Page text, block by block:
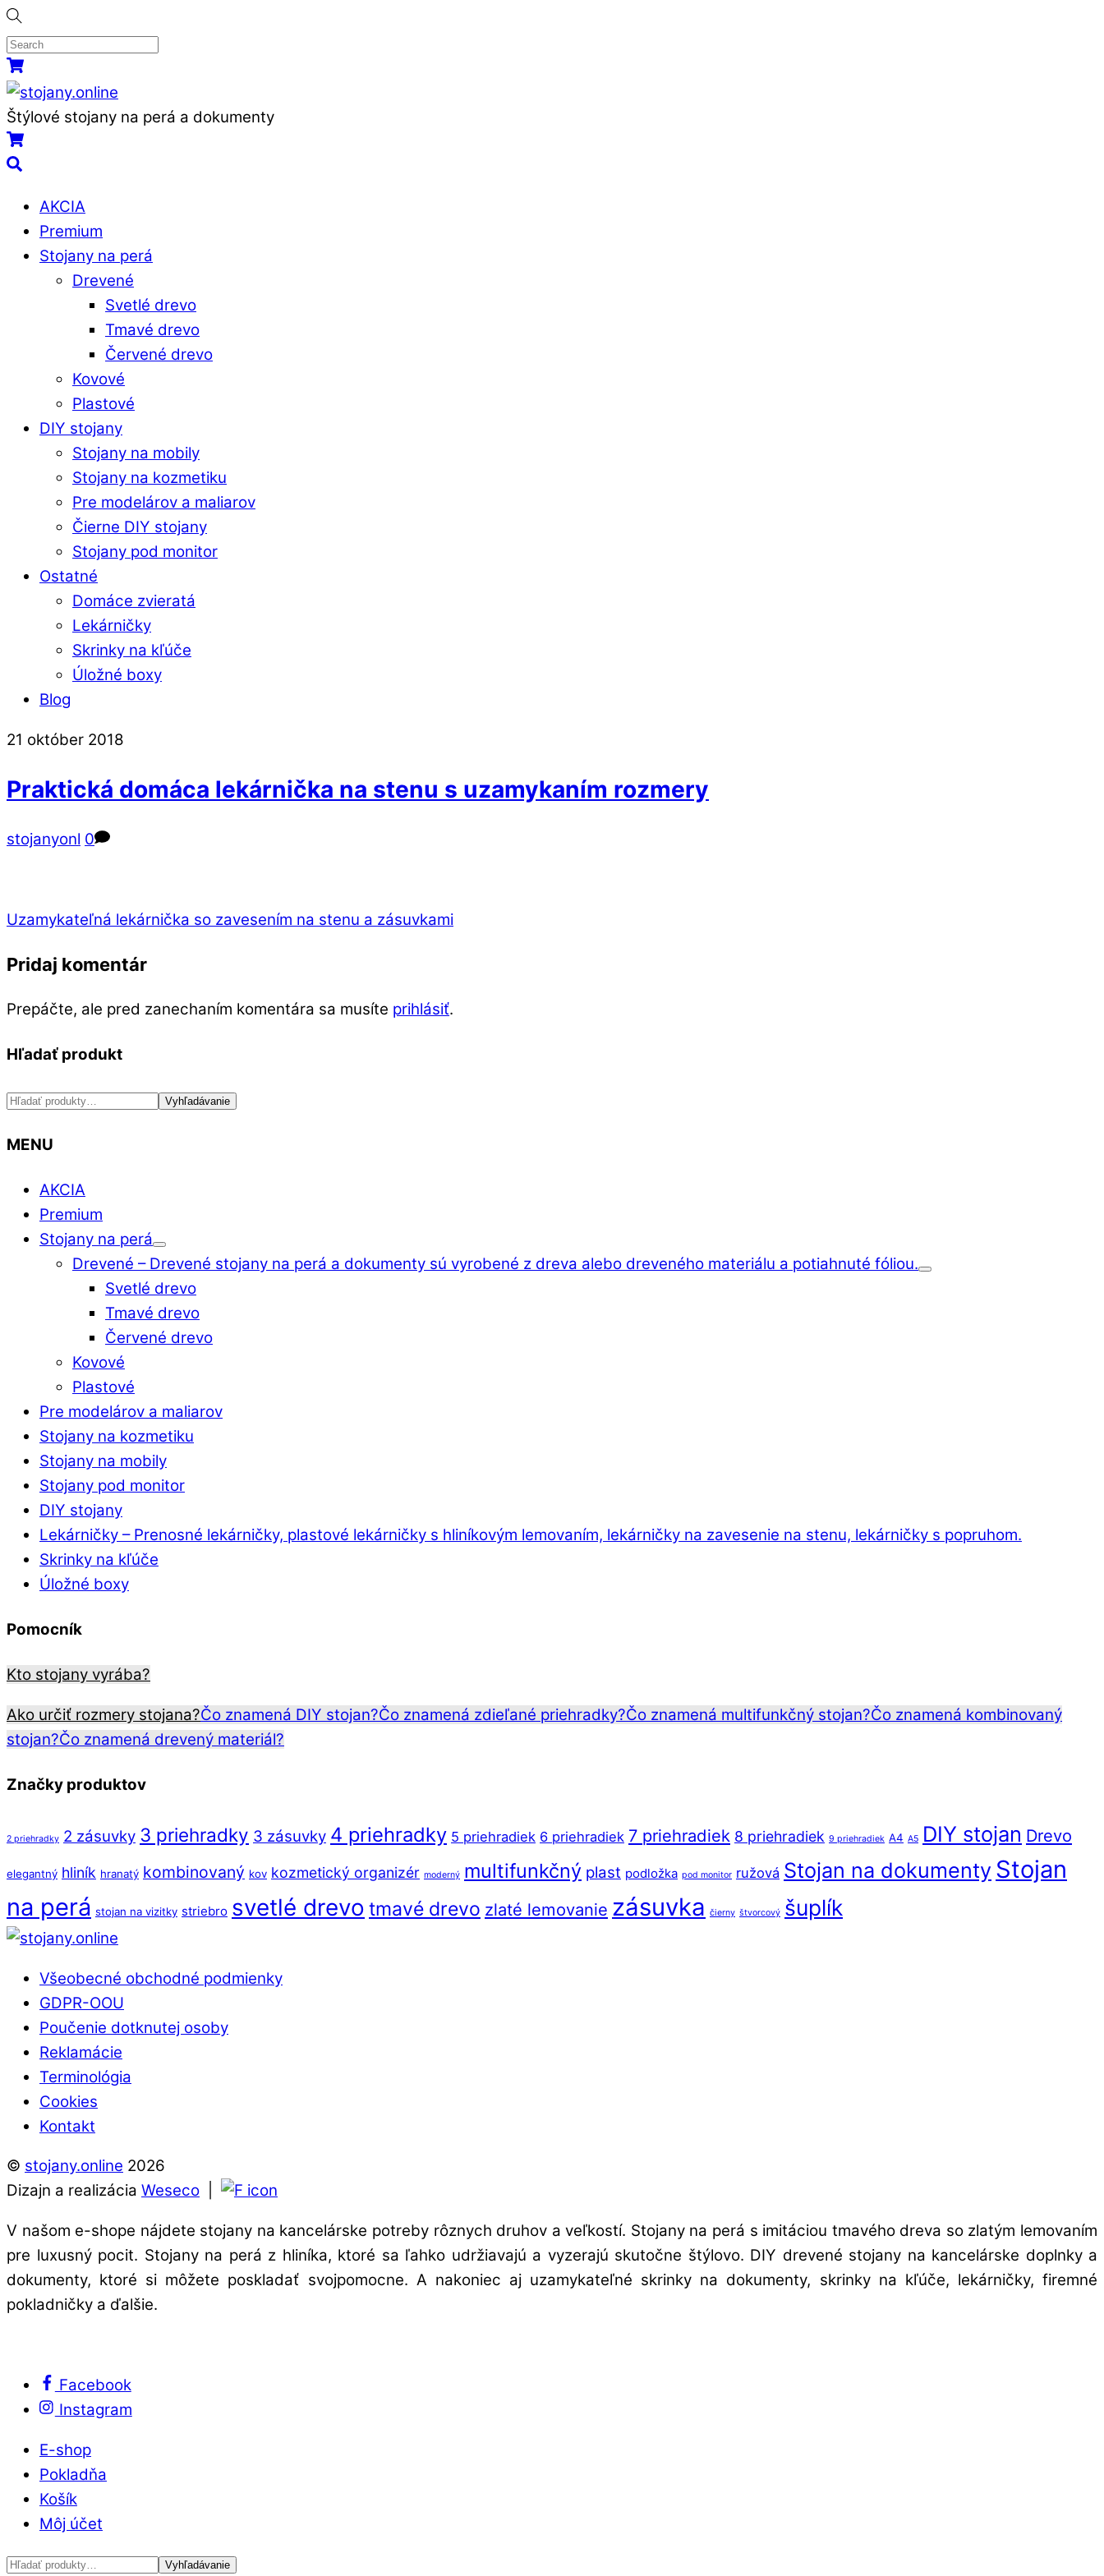
Skip
to
content
MenuKošík
Štýlové stojany na perá a dokumenty
Košík
Search
AKCIA
Premium
Stojany na perá
Drevené
Svetlé drevo
Tmavé drevo
Červené drevo
Kovové
Plastové
DIY stojany
Stojany na mobily
Stojany na kozmetiku
Pre modelárov a maliarov
Čierne DIY stojany
Stojany pod monitor
Ostatné
Domáce zvieratá
Lekárničky
Skrinky na kľúče
Úložné boxy
Blog
Close
Close
21 október 2018
Praktická domáca lekárnička na stenu s uzamykaním rozmery
stojanyonl 0
Uzamykateľná lekárnička so zavesením na stenu a zásuvkami
Pridaj komentár
Prepáčte, ale pred zanechaním komentára sa musíte prihlásiť.
Hľadať produkt
Hľadať: Vyhľadávanie
MENU
AKCIA
Premium
Stojany na perá
Drevené – Drevené stojany na perá a dokumenty sú vyrobené z dreva alebo dreveného materiálu a potiahnuté fóliou.
Svetlé drevo
Tmavé drevo
Červené drevo
Kovové
Plastové
Pre modelárov a maliarov
Stojany na kozmetiku
Stojany na mobily
Stojany pod monitor
DIY stojany
Lekárničky – Prenosné lekárničky, plastové lekárničky s hliníkovým lemovaním, lekárničky na zavesenie na stenu, lekárničky s popruhom.
Skrinky na kľúče
Úložné boxy
Pomocník
Kto stojany vyrába?
Ako určiť rozmery stojana?Čo znamená DIY stojan?Čo znamená zdieľané priehradky?Čo znamená multifunkčný stojan?Čo znamená kombinovaný
stojan?Čo znamená drevený materiál?
Značky produktov
2 priehradky 2 zásuvky 3 priehradky 3 zásuvky 4 priehradky 5 priehradiek 6 priehradiek 7 priehradiek 8 priehradiek 9 priehradiek A4 A5 DIY stojan Drevo
elegantný hliník hranatý kombinovaný kov kozmetický organizér moderný multifunkčný plast podložka pod monitor ružová Stojan na dokumenty Stojan
na perá stojan na vizitky striebro svetlé drevo tmavé drevo zlaté lemovanie zásuvka čierny štvorcový šuplík
Back
Top Všeobecné obchodné podmienky
GDPR-OOU
Poučenie dotknutej osoby
Reklamácie
Terminológia
Cookies
Kontakt
© stojany.online 2026
Dizajn a realizácia Weseco
V našom e-shope nájdete stojany na kancelárske potreby rôznych druhov a veľkostí. Stojany na perá s imitáciou tmavého dreva so zlatým lemovaním
pre luxusný pocit. Stojany na perá z hliníka, ktoré sa ľahko udržiavajú a vyzerajú skutočne štýlovo. DIY drevené stojany na kancelárske doplnky a
dokumenty, ktoré si môžete poskladať svojpomocne. A nakoniec aj uzamykateľné skrinky na dokumenty, skrinky na kľúče, lekárničky, firemné
pokladničky a ďalšie.
Facebook
Instagram
E-shop
Pokladňa
Košík
Môj účet
Hľadať: Vyhľadávanie